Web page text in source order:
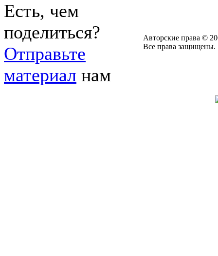
Есть, чем
поделиться?
Отправьте
материал нам
Авторские права ©
Все права защищены.